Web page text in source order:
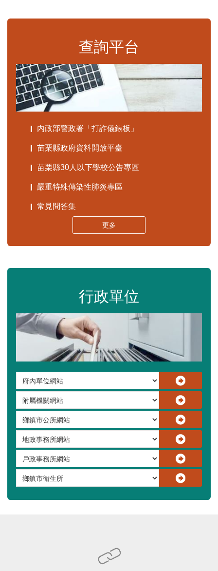
查詢平台
內政部警政署「打詐儀錶板」
苗栗縣政府資料開放平臺
苗栗縣30人以下學校公告專區
嚴重特殊傳染性肺炎專區
常見問答集
更多
行政單位